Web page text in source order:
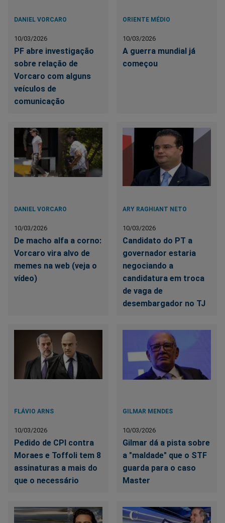
DANIEL VORCARO
10/03/2026
PF abre investigação
sobre relação de
Vorcaro com alguns
veículos de
comunicação
ORIENTE MÉDIO
10/03/2026
A guerra mundial já
começou
DANIEL VORCARO
10/03/2026
De macho alfa a corno:
Vorcaro vira alvo de
memes na web (veja o
vídeo)
ARY RAGHIANT NETO
10/03/2026
Candidato do PT a
governador estaria
negociando a
candidatura em troca
de vaga de
desembargador no TJ
FLÁVIO ARNS
10/03/2026
Pedido de CPI contra
Moraes e Toffoli tem 8
assinaturas a mais do
que o necessário
GILMAR MENDES
10/03/2026
Gilmar dá a pista sobre
a "maldade" que o STF
guarda para o caso
Master